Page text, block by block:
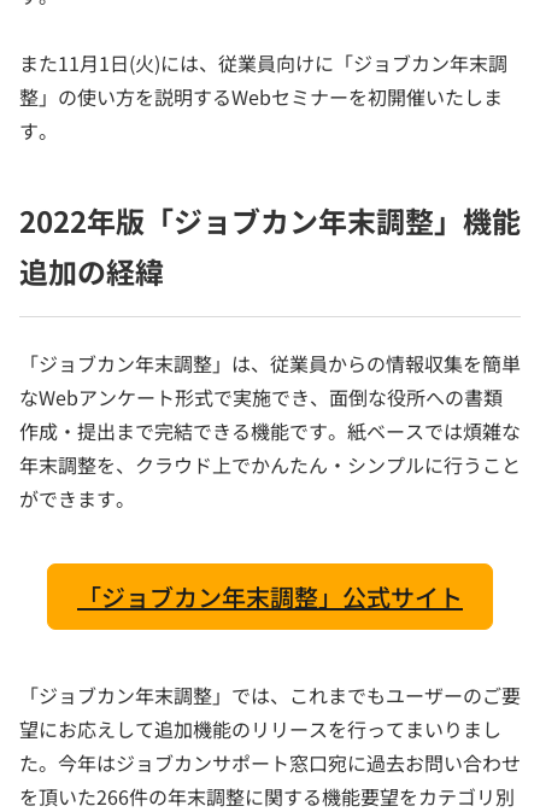
また11月1日(火)には、従業員向けに「ジョブカン年末調
整」の使い方を説明するWebセミナーを初開催いたしま
す。
2022年版「ジョブカン年末調整」機能
追加の経緯
「ジョブカン年末調整」は、従業員からの情報収集を簡単
なWebアンケート形式で実施でき、面倒な役所への書類
作成・提出まで完結できる機能です。紙ベースでは煩雑な
年末調整を、クラウド上でかんたん・シンプルに行うこと
ができます。
「ジョブカン年末調整」公式サイト
「ジョブカン年末調整」では、これまでもユーザーのご要
望にお応えして追加機能のリリースを行ってまいりまし
た。今年はジョブカンサポート窓口宛に過去お問い合わせ
を頂いた266件の年末調整に関する機能要望をカテゴリ別